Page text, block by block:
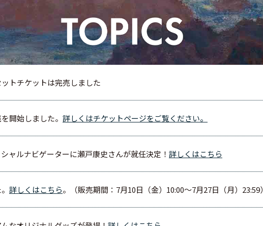
トチケットは完売しました
開始しました。 詳しくはチケットページをご覧ください。
ャルナビゲーターに瀬戸康史さんが就任決定！ 詳しくはこちら
詳しくはこちら。（販売期間：7月10日（金）10:00～7月27日（月）23:59）